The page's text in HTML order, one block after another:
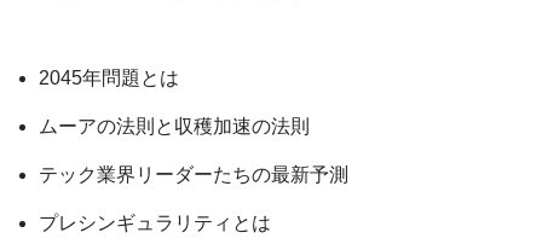
2045年問題とは
ムーアの法則と収穫加速の法則
テック業界リーダーたちの最新予測
プレシンギュラリティとは